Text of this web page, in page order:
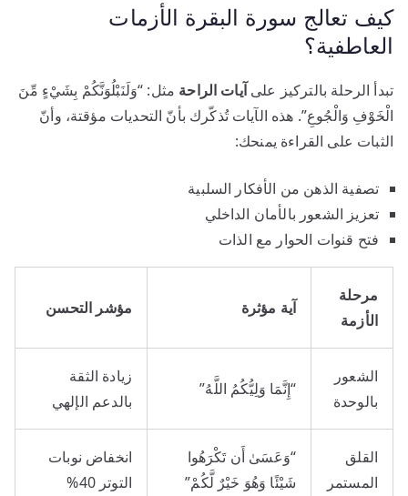
كيف تعالج سورة البقرة الأزمات
العاطفية؟
تبدأ الرحلة بالتركيز علىآيات الراحة مثل: “وَلَنَبْلُوَنَّكُمْ بِشَيْءٍ مِّنَ
الْخَوْفِ وَالْجُوعِ”. هذه الآيات تُذكّرك بأنّ التحديات مؤقتة، وأنّ
الثبات على القراءة يمنحك:
تصفية الذهن من الأفكار السلبية
تعزيز الشعور بالأمان الداخلي
فتح قنوات الحوار مع الذات
مرحلة
الأزمة
آية مؤثرة مؤشر التحسن
الشعور
بالوحدة
“إِنَّمَا وَلِيُّكُمُ اللَّهُ”
زيادة الثقة
بالدعم الإلهي
القلق
المستمر
“وَعَسَىٰ أَن تَكْرَهُوا
شَيْئًا وَهُوَ خَيْرٌ لَّكُمْ”
انخفاض نوبات
التوتر 40%